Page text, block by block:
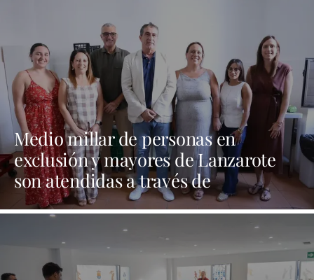
Medio millar de personas en
exclusión y mayores de Lanzarote
son atendidas a través de
programas sociales